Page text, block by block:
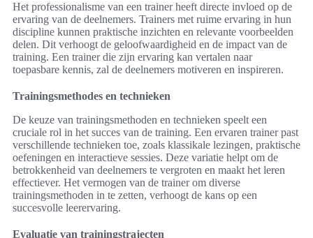
Het professionalisme van een trainer heeft directe invloed op de
ervaring van de deelnemers. Trainers met ruime ervaring in hun
discipline kunnen praktische inzichten en relevante voorbeelden
delen. Dit verhoogt de geloofwaardigheid en de impact van de
training. Een trainer die zijn ervaring kan vertalen naar
toepasbare kennis, zal de deelnemers motiveren en inspireren.
Trainingsmethodes en technieken
De keuze van trainingsmethoden en technieken speelt een
cruciale rol in het succes van de training. Een ervaren trainer past
verschillende technieken toe, zoals klassikale lezingen, praktische
oefeningen en interactieve sessies. Deze variatie helpt om de
betrokkenheid van deelnemers te vergroten en maakt het leren
effectiever. Het vermogen van de trainer om diverse
trainingsmethoden in te zetten, verhoogt de kans op een
succesvolle leerervaring.
Evaluatie van trainingstrajecten